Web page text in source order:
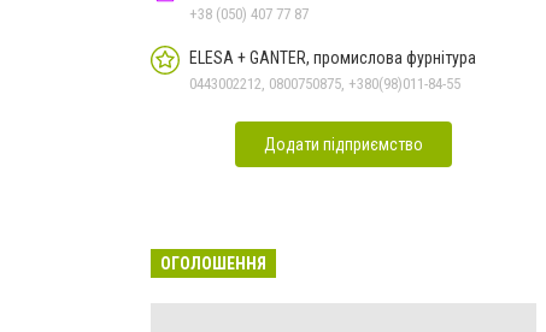
+38 (050) 407 77 87
ELESA + GANTER, промислова фурнітура
0443002212, 0800750875, +380(98)011-84-55
Додати підприємство
ОГОЛОШЕННЯ